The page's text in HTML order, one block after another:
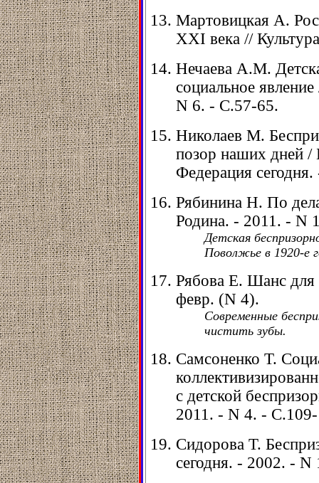
Мартовицкая А.
XXI века //
Нечаева А.М.
социальное
N 6. - С.57-65.
Николаев М.
позор наших дней /
Федерация
Рябинина Н. По
Родина. - 2011. - N
Детская
Поволжье в 1920-е
Рябова Е. Шанс для
февр. (N 4).
Современные
чистить зубы.
Самсоненко Т.
с детской
2011. - N 4. -
Сидорова Т.
сегодня. - 2002. -